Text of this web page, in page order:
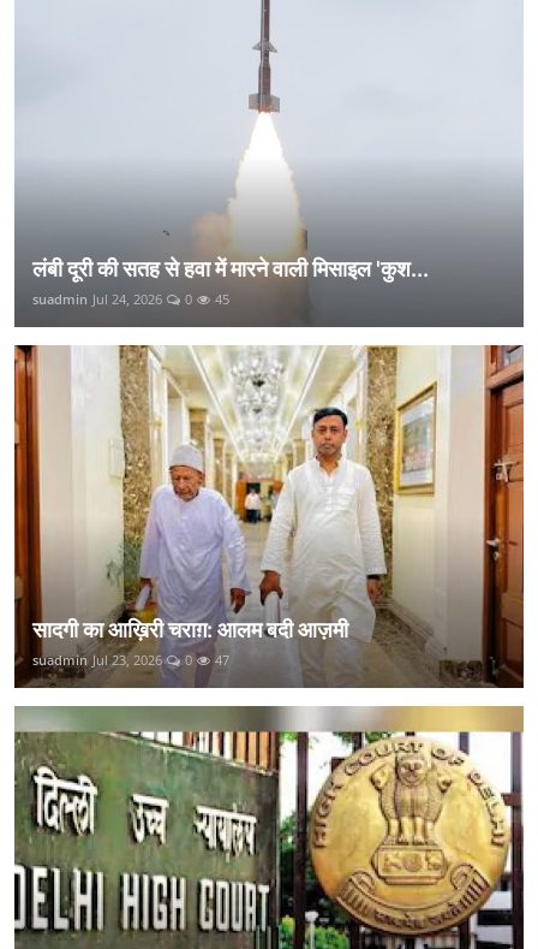
लंबी दूरी की सतह से हवा में मारने वाली मिसाइल 'कुश...
suadmin Jul 24, 2026 0 45
सादगी का आख़िरी चराग़: आलम बदी आज़मी
suadmin Jul 23, 2026 0 47